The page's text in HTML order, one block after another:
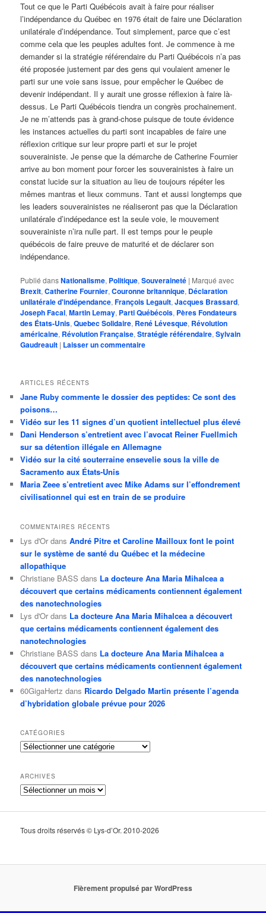
Tout ce que le Parti Québécois avait à faire pour réaliser
l’indépendance du Québec en 1976 était de faire une Déclaration
unilatérale d’indépendance. Tout simplement, parce que c’est
comme cela que les peuples adultes font. Je commence à me
demander si la stratégie référendaire du Parti Québécois n’a pas
été proposée justement par des gens qui voulaient amener le
parti sur une voie sans issue, pour empêcher le Québec de
devenir indépendant. Il y aurait une grosse réflexion à faire là-
dessus. Le Parti Québécois tiendra un congrès prochainement.
Je ne m’attends pas à grand-chose puisque de toute évidence
les instances actuelles du parti sont incapables de faire une
réflexion critique sur leur propre parti et sur le projet
souverainiste. Je pense que la démarche de Catherine Fournier
arrive au bon moment pour forcer les souverainistes à faire un
constat lucide sur la situation au lieu de toujours répéter les
mêmes mantras et lieux communs. Tant et aussi longtemps que
les leaders souverainistes ne réaliseront pas que la Déclaration
unilatérale d’indépedance est la seule voie, le mouvement
souverainiste n’ira nulle part. Il est temps pour le peuple
québécois de faire preuve de maturité et de déclarer son
indépendance.
Publié dansNationalisme, Politique,Souveraineté | Marqué avec
Brexit,Catherine Fournier,Couronne britannique, Déclaration
unilatérale d'indépendance,François Legault,Jacques Brassard,
Joseph Facal,Martin Lemay, Parti Québécois, Pères Fondateurs
des États-Unis,Quebec Solidaire, René Lévesque, Révolution
américaine, Révolution Française,Stratégie référendaire,Sylvain
Gaudreault | Laisser un commentaire
ARTICLES RÉCENTS
Jane Ruby commente le dossier des peptides: Ce sont des
poisons…
Vidéo sur les 11 signes d’un quotient intellectuel plus élevé
Dani Henderson s’entretient avec l’avocat Reiner Fuellmich
sur sa détention illégale en Allemagne
Vidéo sur la cité souterraine ensevelie sous la ville de
Sacramento aux États-Unis
Maria Zeee s’entretient avec Mike Adams sur l’effondrement
civilisationnel qui est en train de se produire
COMMENTAIRES RÉCENTS
Lys d'Or dansAndré Pitre et Caroline Mailloux font le point
sur le système de santé du Québec et la médecine
allopathique
Christiane BASS dans La docteure Ana Maria Mihalcea a
découvert que certains médicaments contiennent également
des nanotechnologies
Lys d'Or dans La docteure Ana Maria Mihalcea a découvert
que certains médicaments contiennent également des
nanotechnologies
Christiane BASS dans La docteure Ana Maria Mihalcea a
découvert que certains médicaments contiennent également
des nanotechnologies
60GigaHertz dans Ricardo Delgado Martin présente l’agenda
d’hybridation globale prévue pour 2026
CATÉGORIES
Catégories
ARCHIVES
Archives
Tous droits réservés © Lys-d’Or. 2010-2026
Fièrement propulsé par WordPress